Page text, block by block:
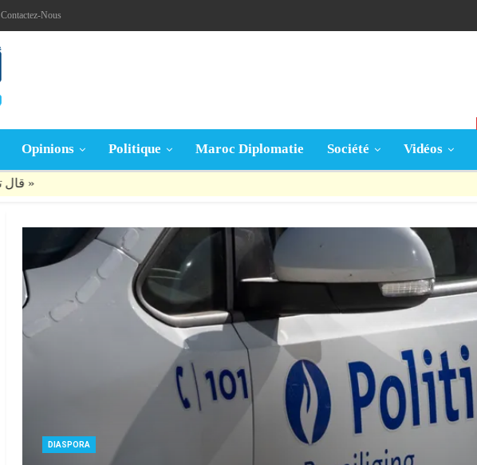
Contactez-Nous
Opinions Politique Maroc Diplomatie Société Vidéos
DIASPORA